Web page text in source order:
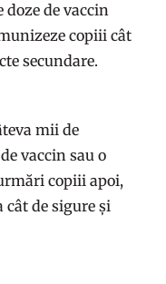
de vaccin
copiii cât
secundare.
mii de
vaccin sau o
copiii apoi,
cât de sigure și